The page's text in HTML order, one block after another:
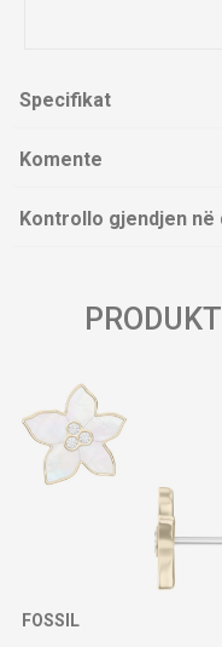
Specifikat
Komente
Kontrollo gjendjen në
FOSSIL